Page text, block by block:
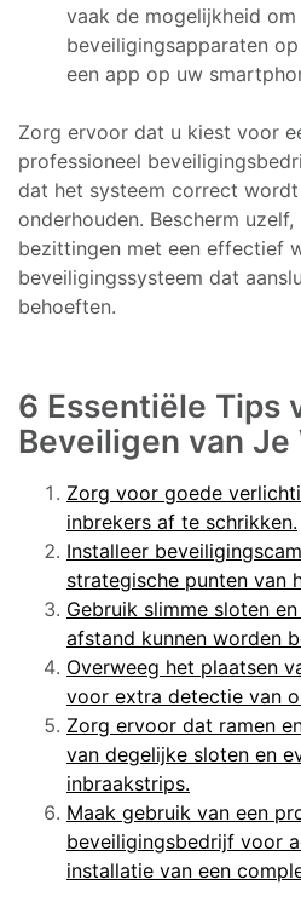
vaak de mogelijkheid om
beveiligingsapparaten
een app op uw
Zorg ervoor dat u kiest voor
professioneel
dat het systeem correct
onderhouden. Bescherm
bezittingen met een effectief
beveiligingssysteem dat
behoeften.
6 Essentiële Tips
Beveiligen van Je
Zorg voor goede
inbrekers af te schrikken.
Installeer
strategische punten van
Gebruik slimme sloten
afstand kunnen worden
Overweeg het plaatsen
voor extra detectie van
Zorg ervoor dat ramen
van degelijke sloten en
inbraakstrips.
Maak gebruik van een
beveiligingsbedrijf voor
installatie van een